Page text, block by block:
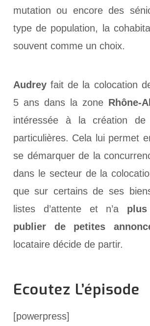
mutation ou encore des
type de population, la
souvent comme un choix.
Audreyfait de la colocation
5 ans dans la zone Rhône-
intéressée à la création de
particulières. Cela lui permet
se démarquer de la
dans le secteur de la
que sur certains de ses
listes d’attente et n’a
publier de petites
locataire décide de partir.
Ecoutez L’épisode
[powerpress]